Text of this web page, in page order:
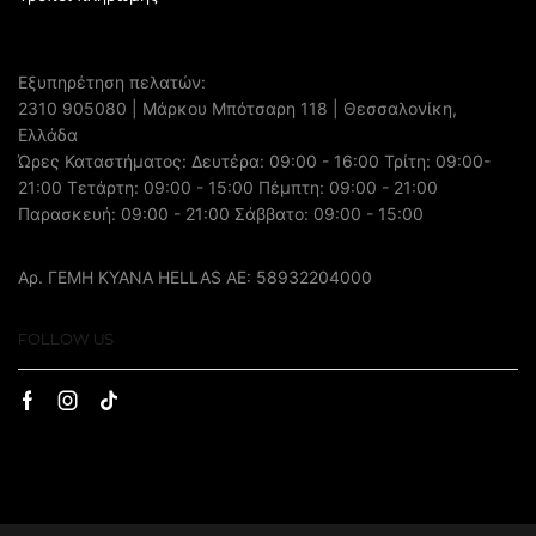
Εξυπηρέτηση πελατών:
2310 905080 | Μάρκου Μπότσαρη 118 | Θεσσαλονίκη,
Ελλάδα
Ώρες Καταστήματος: Δευτέρα: 09:00 - 16:00 Τρίτη: 09:00-
21:00 Τετάρτη: 09:00 - 15:00 Πέμπτη: 09:00 - 21:00
Παρασκευή: 09:00 - 21:00 Σάββατο: 09:00 - 15:00
Αρ. ΓΕΜΗ ΚΥΑΝΑ HELLAS AE: 58932204000
FOLLOW US